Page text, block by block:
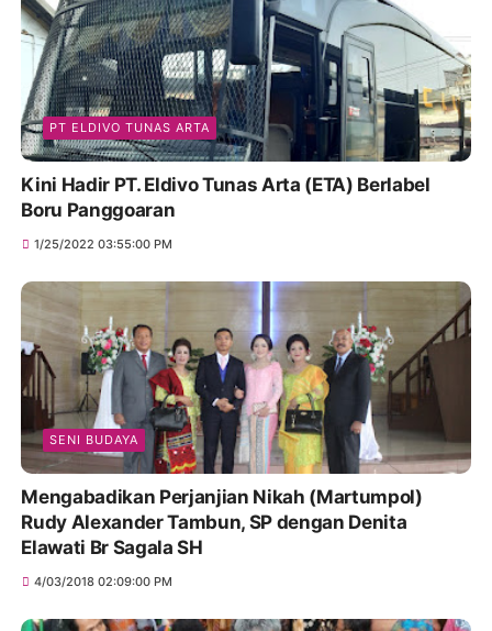
PT ELDIVO TUNAS ARTA
Kini Hadir PT. Eldivo Tunas Arta (ETA) Berlabel
Boru Panggoaran
1/25/2022 03:55:00 PM
SENI BUDAYA
Mengabadikan Perjanjian Nikah (Martumpol)
Rudy Alexander Tambun, SP dengan Denita
Elawati Br Sagala SH
4/03/2018 02:09:00 PM